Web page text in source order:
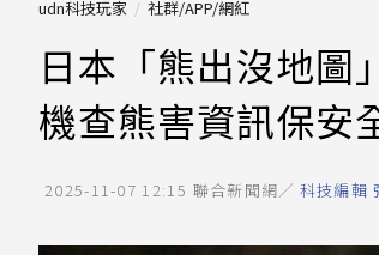
udn科技玩家 社群/APP/網紅
日本「熊出沒地圖
機查熊害資訊保安
2025-11-07 12:15 聯合新聞網／ 科技編輯